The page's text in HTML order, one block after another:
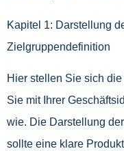
Kapitel 1: Darstellung
Zielgruppendefinition
Hier stellen Sie sich
Sie mit Ihrer
wie. Die Darstellung
sollte eine klare